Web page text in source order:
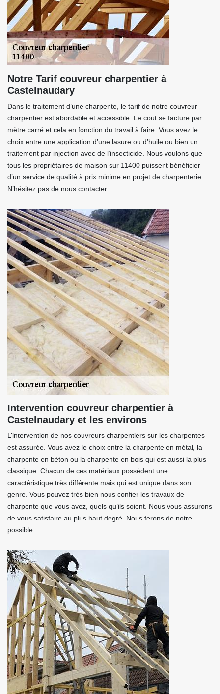
Notre Tarif couvreur charpentier à
Castelnaudary
Dans le traitement d’une charpente, le tarif de notre couvreur
charpentier est abordable et accessible. Le coût se facture par
mètre carré et cela en fonction du travail à faire. Vous avez le
choix entre une application d’une lasure ou d’huile ou bien un
traitement par injection avec de l’insecticide. Nous voulons que
tous les propriétaires de maison sur 11400 puissent bénéficier
d’un service de qualité à prix minime en projet de charpenterie.
N’hésitez pas de nous contacter.
Intervention couvreur charpentier à
Castelnaudary et les environs
L’intervention de nos couvreurs charpentiers sur les charpentes
est assurée. Vous avez le choix entre la charpente en métal, la
charpente en béton ou la charpente en bois qui est aussi la plus
classique. Chacun de ces matériaux possèdent une
caractéristique très différente mais qui est unique dans son
genre. Vous pouvez très bien nous confier les travaux de
charpente que vous avez, quels qu’ils soient. Nous vous assurons
de vous satisfaire au plus haut degré. Nous ferons de notre
possible.